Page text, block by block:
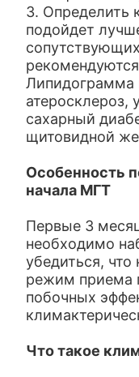
3. Определить
подойдет
Липидограмма
атеросклероз,
сахарный
щитовидной
Особенность
начала МГТ
Первые 3
необходимо
убедиться, что
режим приема
побочных
Что такое